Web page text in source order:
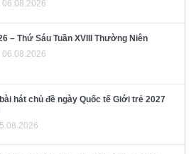
– Thứ Sáu Tuần XVIII Thường Niên
hát chủ đề ngày Quốc tế Giới trẻ 2027